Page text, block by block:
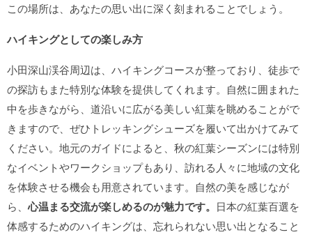
この場所は、あなたの思い出に深く刻まれることでしょう。
ハイキングとしての楽しみ方
小田深山渓谷周辺は、ハイキングコースが整っており、徒歩で
の探訪もまた特別な体験を提供してくれます。自然に囲まれた
中を歩きながら、道沿いに広がる美しい紅葉を眺めることがで
きますので、ぜひトレッキングシューズを履いて出かけてみて
ください。地元のガイドによると、秋の紅葉シーズンには特別
なイベントやワークショップもあり、訪れる人々に地域の文化
を体験させる機会も用意されています。自然の美を感じなが
ら、心温まる交流が楽しめるのが魅力です。 日本の紅葉百選を
体感するためのハイキングは、忘れられない思い出となること